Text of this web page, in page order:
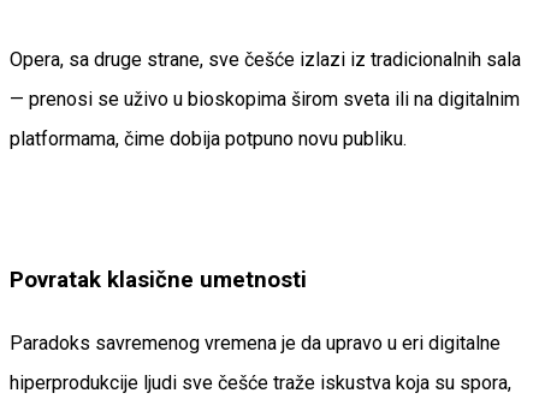
Opera, sa druge strane, sve češće izlazi iz tradicionalnih sala
— prenosi se uživo u bioskopima širom sveta ili na digitalnim
platformama, čime dobija potpuno novu publiku.
Povratak klasične umetnosti
Paradoks savremenog vremena je da upravo u eri digitalne
hiperprodukcije ljudi sve češće traže iskustva koja su spora,